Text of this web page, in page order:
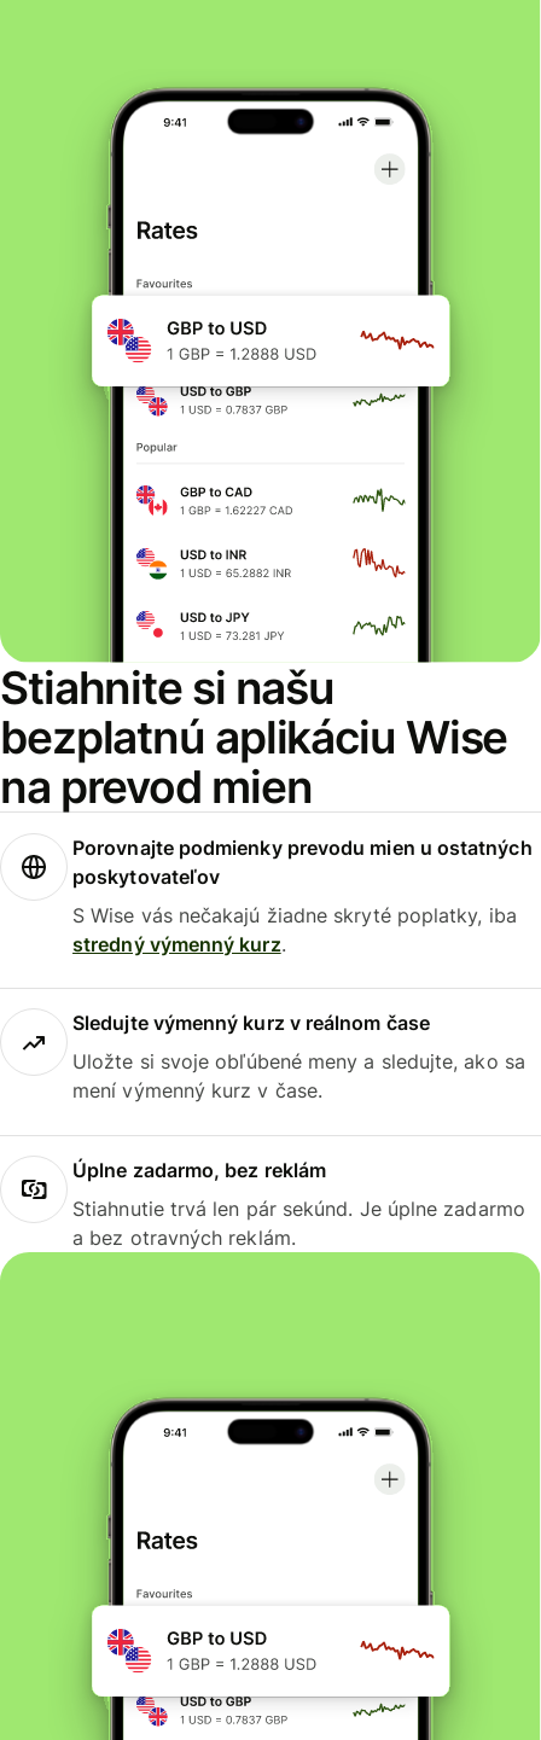
Stiahnite si našu
bezplatnú aplikáciu Wise
na prevod mien
Porovnajte podmienky prevodu mien u ostatných
poskytovateľov
S Wise vás nečakajú žiadne skryté poplatky, iba
stredný výmenný kurz.
Sledujte výmenný kurz v reálnom čase
Uložte si svoje obľúbené meny a sledujte, ako sa
mení výmenný kurz v čase.
Úplne zadarmo, bez reklám
Stiahnutie trvá len pár sekúnd. Je úplne zadarmo
a bez otravných reklám.